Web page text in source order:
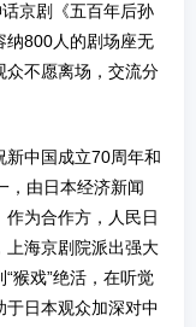
京剧《五百年后孙
纳800人的剧场座无
众不愿离场，交流分
新中国成立70周年和
，由日本经济新闻
为合作方，人民日
上海京剧院派出强大
猴戏”绝活，在听觉
日本观众加深对中